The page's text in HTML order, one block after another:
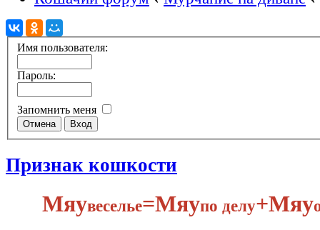
Имя пользователя:
Пароль:
Запомнить меня
Признак кошкости
Мяувеселье​=Мяупо делу​+Мяу